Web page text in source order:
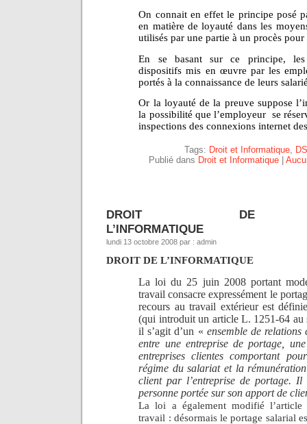
On connait en effet le principe posé
en matière de loyauté dans les
utilisés par une partie à un procès
En se basant sur ce principe,
dispositifs mis en œuvre par les
portés à la connaissance de leurs
Or la loyauté de la preuve suppose
la possibilité que l’employeur se
inspections des connexions internet
Tags: Droit et Informatique,
Publié dans Droit et Informatique|
DROIT DE
L’INFORMATIQUE
lundi 13 octobre 2008 par : admin
DROIT DE L’INFORMATIQUE
La loidu 25 juin 2008 portant
travail consacre expressément le
recours au travail extérieur est
(qui introduit un article L. 1251-64
il s’agit d’un « ensemble de relations
entre une entreprise de portage,
entreprises clientes comportant
régime du salariat et la
client par l’entreprise de portage.
personne portée sur son apport de
La loi a également modifié
travail : désormais le portage salarial